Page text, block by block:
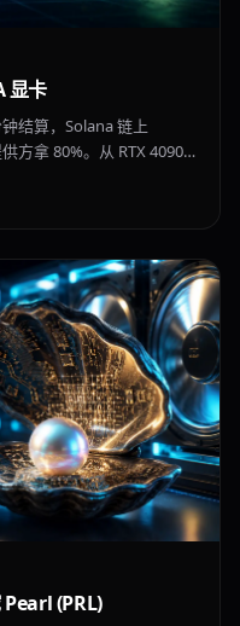
显卡
结算，Solana 链上
方拿 80%。从 RTX 4090、
(PRL)